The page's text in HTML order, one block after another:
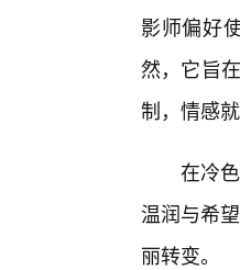
影师偏好
然，它旨
制，情感
在冷
温润与希
丽转变。